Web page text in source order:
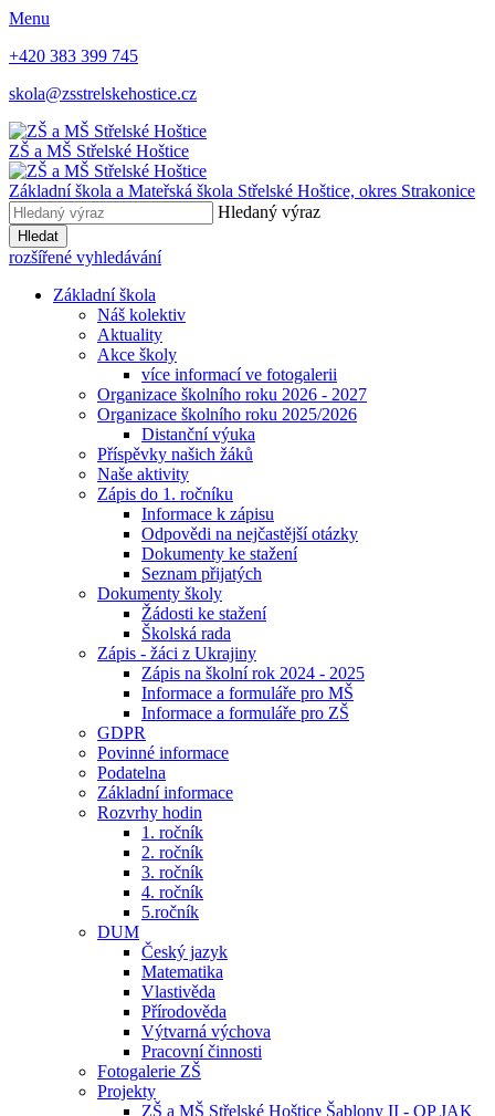
Menu
+420 383 399 745
skola@zsstrelskehostice.cz
ZŠ a MŠ Střelské Hoštice
Základní škola a Mateřská škola Střelské Hoštice, okres Strakonice
Hledaný výraz
Hledat
rozšířené vyhledávání
Základní škola
Náš kolektiv
Aktuality
Akce školy
více informací ve fotogalerii
Organizace školního roku 2026 - 2027
Organizace školního roku 2025/2026
Distanční výuka
Příspěvky našich žáků
Naše aktivity
Zápis do 1. ročníku
Informace k zápisu
Odpovědi na nejčastější otázky
Dokumenty ke stažení
Seznam přijatých
Dokumenty školy
Žádosti ke stažení
Školská rada
Zápis - žáci z Ukrajiny
Zápis na školní rok 2024 - 2025
Informace a formuláře pro MŠ
Informace a formuláře pro ZŠ
GDPR
Povinné informace
Podatelna
Základní informace
Rozvrhy hodin
1. ročník
2. ročník
3. ročník
4. ročník
5.ročník
DUM
Český jazyk
Matematika
Vlastivěda
Přírodověda
Výtvarná výchova
Pracovní činnosti
Fotogalerie ZŠ
Projekty
ZŠ a MŠ Střelské Hoštice Šablony II - OP JAK